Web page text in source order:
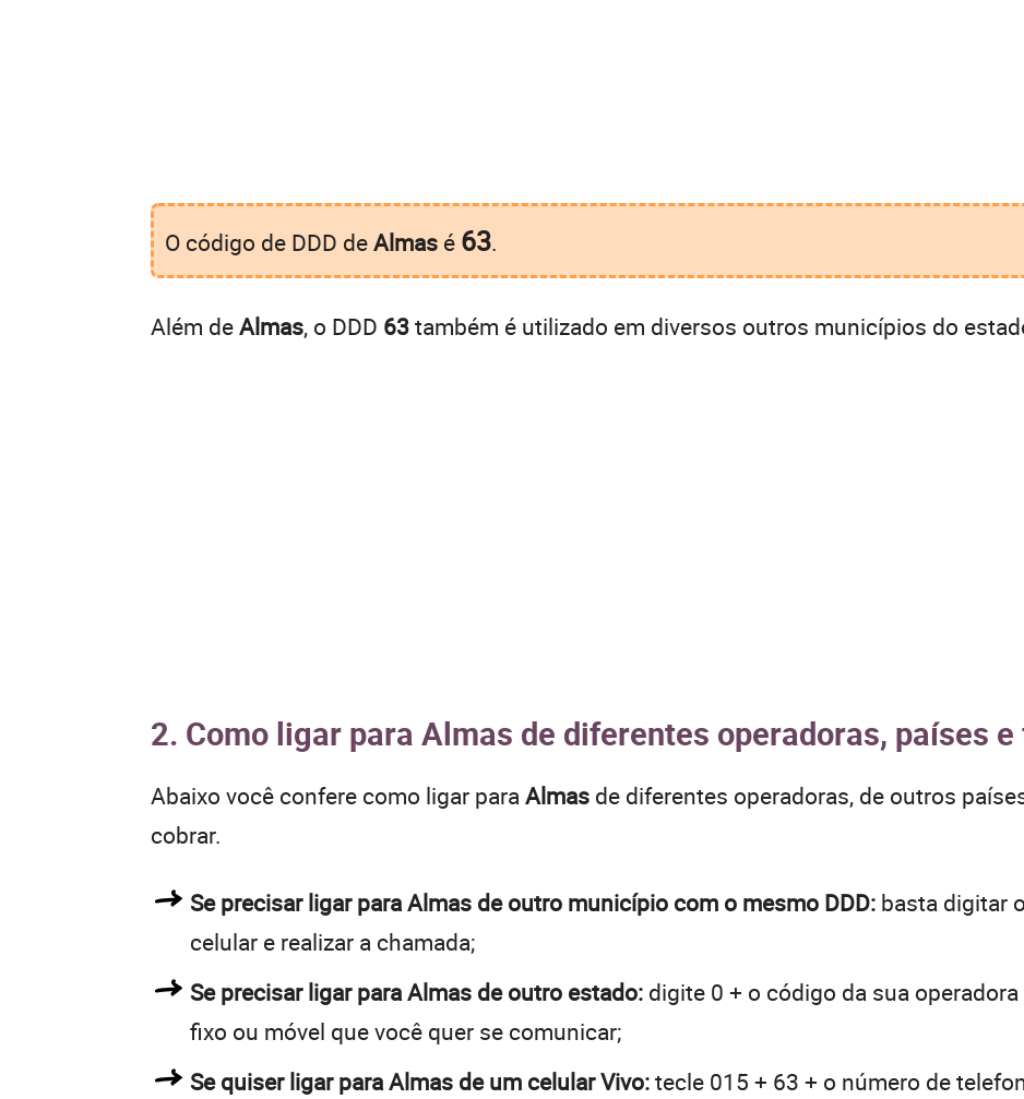
O código de DDD deAlmas é 63.
Além deAlmas, o DDD 63também é utilizado em diversos outros municípios do
2. Como ligar para Almas de diferentes operadoras, países
Abaixo você confere como ligar paraAlmas de diferentes operadoras, de outros
cobrar.
Se precisar ligar para Almas de outro município com o mesmo DDD: basta digitar
celular e realizar a chamada;
Se precisar ligar para Almas de outro estado: digite 0 + o código da sua
fixo ou móvel que você quer se comunicar;
Se quiser ligar para Almas de um celular Vivo:tecle 015 + 63 + o número de